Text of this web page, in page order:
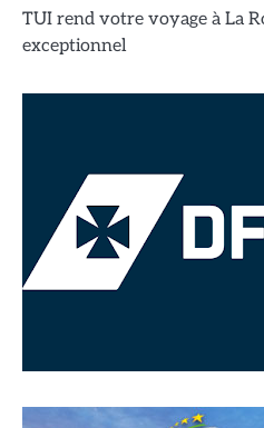
TUI rend votre voyage à La
exceptionnel